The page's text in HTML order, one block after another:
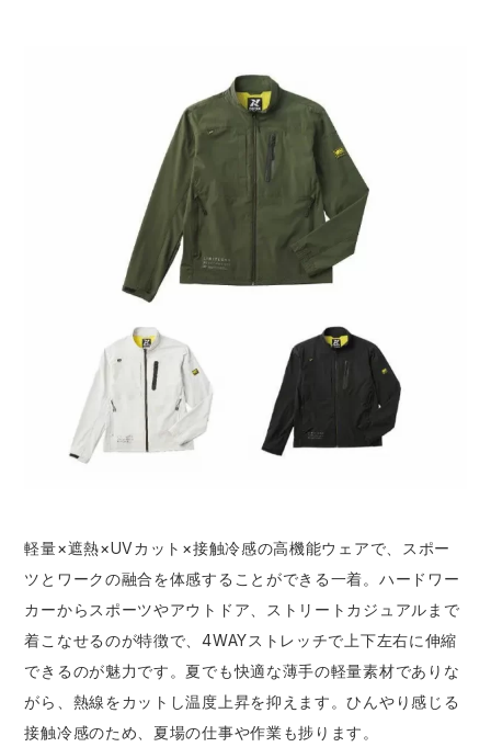
軽量×遮熱×UVカット×接触冷感の高機能ウェアで、スポー
ツとワークの融合を体感することができる一着。ハードワー
カーからスポーツやアウトドア、ストリートカジュアルまで
着こなせるのが特徴で、4WAYストレッチで上下左右に伸縮
できるのが魅力です。夏でも快適な薄手の軽量素材でありな
がら、熱線をカットし温度上昇を抑えます。ひんやり感じる
接触冷感のため、夏場の仕事や作業も捗ります。